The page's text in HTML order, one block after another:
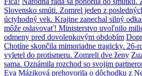
Slovensko smúti. Zomrel jeden z
úctyhodný vek. Krajine zanechal silný
môže oslavovať! Ministerstvo uvoľnilo
odmeny pred dovolenkovým obdobím
Chotíne skončila mimoriadne tragicky. 26-
vyletel do protismeru. Zomreli dve ženy
sama. Oznámila rozchod so svojim
Eva Máziková prehovorila o dôchodku z